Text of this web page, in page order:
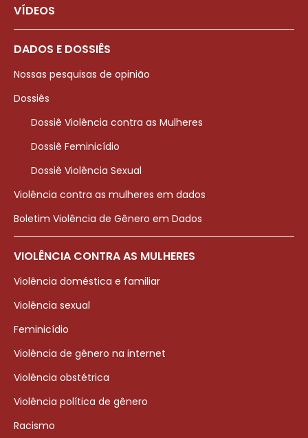
VÍDEOS
DADOS E DOSSIÊS
Nossas pesquisas de opinião
Dossiês
Dossiê Violência contra as Mulheres
Dossiê Feminicídio
Dossiê Violência Sexual
Violência contra as mulheres em dados
Boletim Violência de Gênero em Dados
VIOLÊNCIA CONTRA AS MULHERES
Violência doméstica e familiar
Violência sexual
Feminicídio
Violência de gênero na internet
Violência obstétrica
Violência política de gênero
Racismo